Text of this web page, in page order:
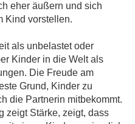
eher äußern und sich
Kind vorstellen.
als unbelastet oder
Kinder in die Welt als
Die Freude am
Grund, Kinder zu
die Partnerin mitbekommt.
zeigt Stärke, zeigt, dass